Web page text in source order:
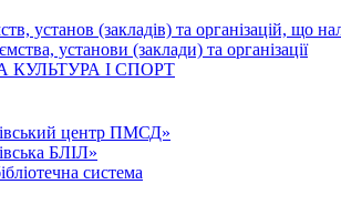
установ (закладів) та організацій, що
установи (заклади) та організації
КУЛЬТУРА І СПОРТ
центр ПМСД»
БЛІЛ»
система